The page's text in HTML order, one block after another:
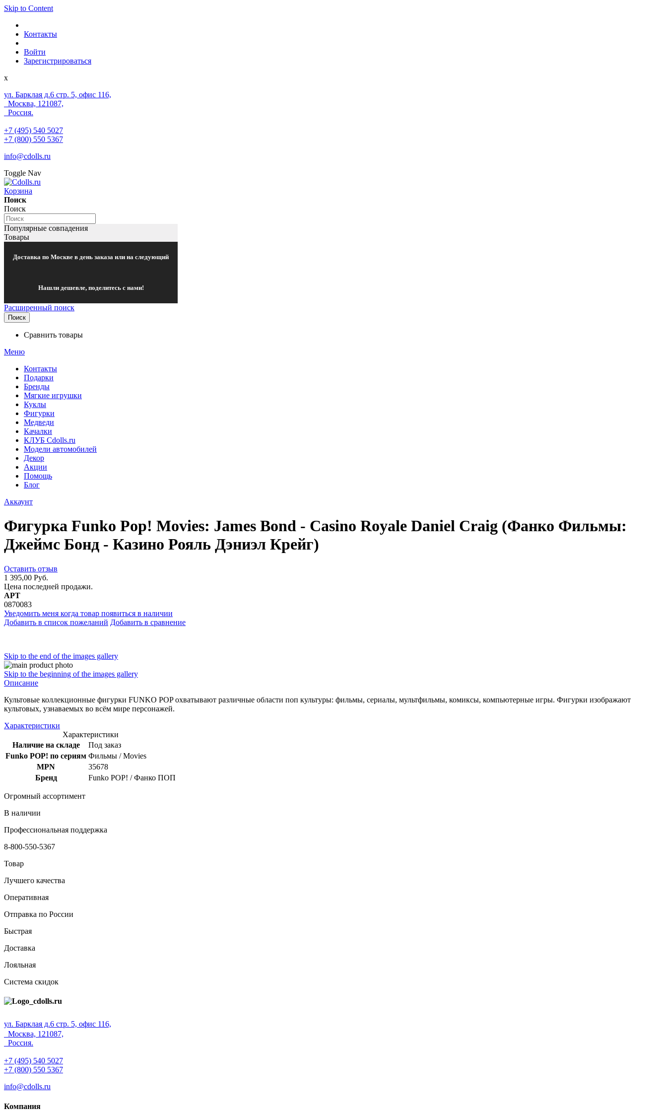
Skip to Content
Контакты
Войти
Зарегистрироваться
x
ул. Барклая д.6 стр. 5, офис 116,
Москва, 121087,
Россия.
+7 (495) 540 5027
+7 (800) 550 5367
info@cdolls.ru
Toggle Nav
Корзина
Поиск
Поиск
Популярные совпадения
Товары
Доставка по Москве в день заказа или на следующий
Нашли дешевле, поделитесь с нами!
Расширенный поиск
Поиск
Сравнить товары
Меню
Контакты
Подарки
Бренды
Мягкие игрушки
Куклы
Фигурки
Медведи
Качалки
КЛУБ Cdolls.ru
Модели автомобилей
Декор
Акции
Помощь
Блог
Аккаунт
Фигурка Funko Pop! Movies: James Bond - Casino Royale Daniel Craig (Фанко Фильмы:
Джеймс Бонд - Казино Рояль Дэниэл Крейг)
Оставить отзыв
1 395,00 Руб.
Цена последней продажи.
АРТ
0870083
Уведомить меня когда товар появиться в наличии
Добавить в список пожеланий Добавить в сравнение
Skip to the end of the images gallery
Skip to the beginning of the images gallery
Описание
Культовые коллекционные фигурки FUNKO POP охватывают различные области поп культуры: фильмы, сериалы, мультфильмы, комиксы, компьютерные игры. Фигурки изображают
культовых, узнаваемых во всём мире персонажей.
Характеристики
Характеристики
Наличие на складе
Под заказ
Funko POP! по сериям Фильмы / Movies
MPN
35678
Бренд
Funko POP! / Фанко ПОП
Огромный ассортимент
В наличии
Профессиональная поддержка
8-800-550-5367
Товар
Лучшего качества
Оперативная
Отправка по России
Быстрая
Доставка
Лояльная
Система скидок
ул. Барклая д.6 стр. 5, офис 116,
Москва, 121087,
Россия.
+7 (495) 540 5027
+7 (800) 550 5367
info@cdolls.ru
Компания